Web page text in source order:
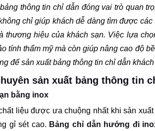
thông tin chỉ dẫn đóng vai trò quan
chỉ giúp khách dễ dàng tìm được
thương hiệu của khách sạn. Việc lựa
tính thẩm mỹ mà còn giúp nâng cao độ
để sản xuất bảng thông tin chỉ dẫn khách
sản xuất bảng thông tin
bằng inox
liệu được ưa chuộng nhất khi sản
gỉ sét cao. Bảng chỉ dẫn hướng đi